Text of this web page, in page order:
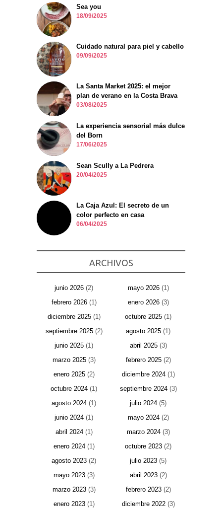
Sea you
18/09/2025
Cuidado natural para piel y cabello
09/09/2025
La Santa Market 2025: el mejor
plan de verano en la Costa Brava
03/08/2025
La experiencia sensorial más dulce
del Born
17/06/2025
Sean Scully a La Pedrera
20/04/2025
La Caja Azul: El secreto de un
color perfecto en casa
06/04/2025
ARCHIVOS
junio 2026 (2) mayo 2026(1)
febrero 2026(1) enero 2026(3)
diciembre 2025(1) octubre 2025 (1)
septiembre 2025(2) agosto 2025 (1)
junio 2025 (1) abril 2025(3)
marzo 2025(3) febrero 2025(2)
enero 2025(2) diciembre 2024(1)
octubre 2024 (1) septiembre 2024(3)
agosto 2024 (1) julio 2024 (5)
junio 2024 (1) mayo 2024(2)
abril 2024(1) marzo 2024(3)
enero 2024(1) octubre 2023 (2)
agosto 2023 (2) julio 2023 (5)
mayo 2023(3) abril 2023(2)
marzo 2023(3) febrero 2023(2)
enero 2023(1) diciembre 2022(3)